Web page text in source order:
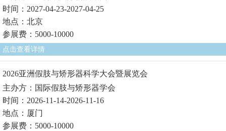
时间：2027-04-23-2027-04-25
地点：北京
参展费：5000-10000
点击查看详情
2026亚洲假肢与矫形器科学大会暨展览会
主办方：国际假肢与矫形器学会
时间：2026-11-14-2026-11-16
地点：厦门
参展费：5000-10000